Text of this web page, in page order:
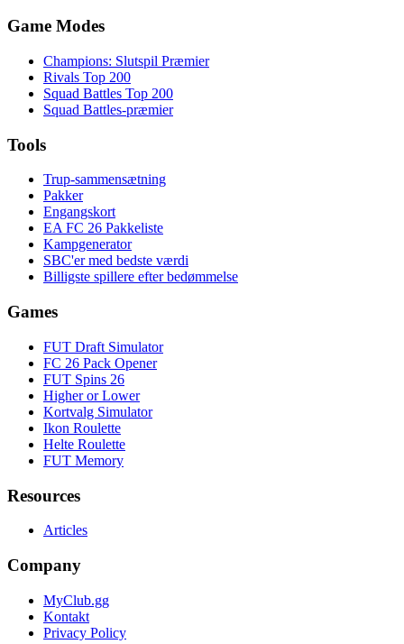
Game Modes
Champions: Slutspil Præmier
Rivals Top 200
Squad Battles Top 200
Squad Battles-præmier
Tools
Trup-sammensætning
Pakker
Engangskort
EA FC 26 Pakkeliste
Kampgenerator
SBC'er med bedste værdi
Billigste spillere efter bedømmelse
Games
FUT Draft Simulator
FC 26 Pack Opener
FUT Spins 26
Higher or Lower
Kortvalg Simulator
Ikon Roulette
Helte Roulette
FUT Memory
Resources
Articles
Company
MyClub.gg
Kontakt
Privacy Policy